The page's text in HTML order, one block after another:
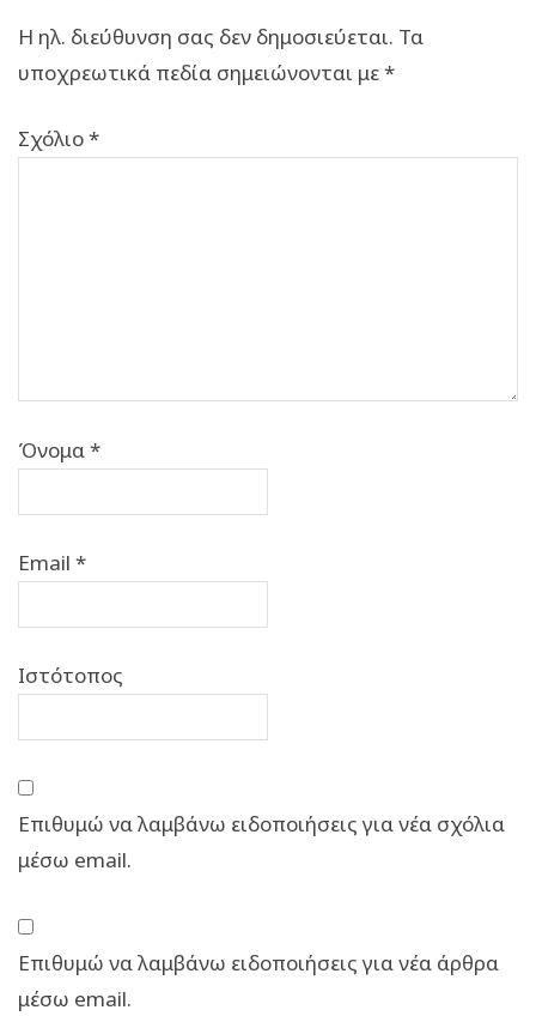
Η ηλ. διεύθυνση σας δεν δημοσιεύεται. Τα
υποχρεωτικά πεδία σημειώνονται με*
Σχόλιο*
Όνομα*
Email *
Ιστότοπος
Επιθυμώ να λαμβάνω ειδοποιήσεις για νέα σχόλια
μέσω email.
Επιθυμώ να λαμβάνω ειδοποιήσεις για νέα άρθρα
μέσω email.